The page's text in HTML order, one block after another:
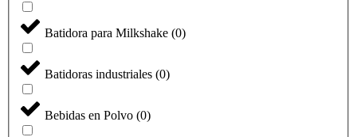
Batidora para Milkshake (0)
Batidoras industriales (0)
Bebidas en Polvo (0)